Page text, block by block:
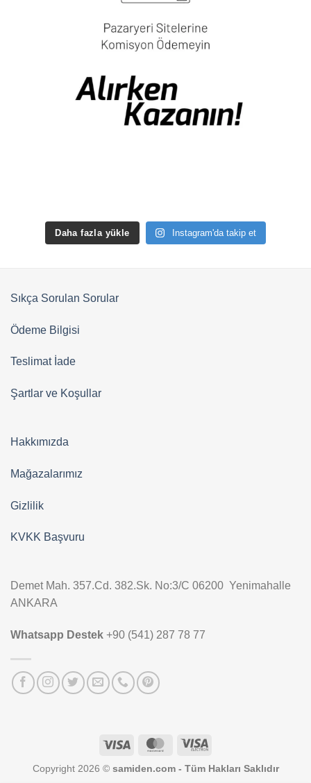
Daha fazla yükle Instagram'da takip et
Sıkça Sorulan Sorular
Ödeme Bilgisi
Teslimat İade
Şartlar ve Koşullar
Hakkımızda
Mağazalarımız
Gizlilik
KVKK Başvuru
Demet Mah. 357.Cd. 382.Sk. No:3/C 06200 Yenimahalle
ANKARA
Whatsapp Destek +90 (541) 287 78 77
Visa MasterCardVisa
Copyright 2026 © samiden.com - Tüm Hakları Saklıdır